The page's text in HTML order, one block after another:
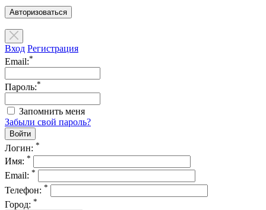
Авторизоваться
Вход Регистрация
Email:*
Пароль:*
Запомнить меня
Забыли свой пароль?
Логин: *
Имя: *
Email: *
Телефон: *
Город: *